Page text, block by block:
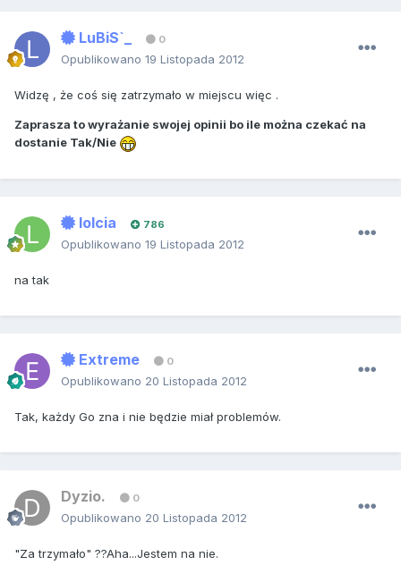
LuBiS`_ 0
Opublikowano 19 Listopada 2012
Widzę , że coś się zatrzymało w miejscu więc .
Zaprasza to wyrażanie swojej opinii bo ile można czekać na
dostanie Tak/Nie
lolcia 786
Opublikowano 19 Listopada 2012
na tak
Extreme 0
Opublikowano 20 Listopada 2012
Tak, każdy Go zna i nie będzie miał problemów.
Dyzio. 0
Opublikowano 20 Listopada 2012
"Za trzymało" ??Aha...Jestem na nie.